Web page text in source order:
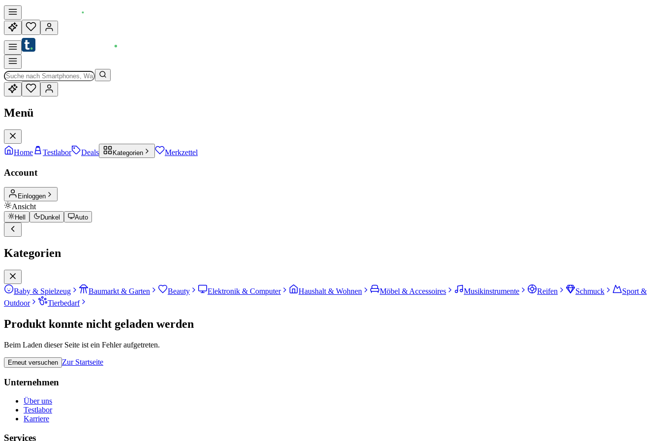
Menü
Home Testlabor Deals Kategorien Merkzettel
Account
Einloggen
Ansicht
Hell Dunkel Auto
Kategorien
Baby & Spielzeug Baumarkt & Garten Beauty Elektronik & Computer Haushalt & Wohnen Möbel & Accessoires Musikinstrumente Reifen Schmuck
Sport &
Outdoor
Tierbedarf
Produkt konnte nicht geladen werden
Beim Laden dieser Seite ist ein Fehler aufgetreten.
Erneut versuchen Zur Startseite
Unternehmen
Über uns
Testlabor
Karriere
Services